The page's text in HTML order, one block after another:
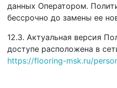
данных Оператором.
бессрочно до замены ее
12.3. Актуальная версия
доступе расположена в
https://flooring-msk.ru/